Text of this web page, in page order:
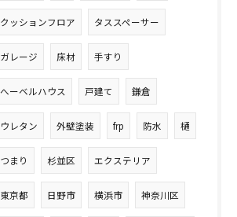
クッションフロア タススペーサー
ガレージ 床材 手すり
へーベルハウス 戸建て 鎌倉
ウレタン 外壁塗装 frp 防水 樋
つまり 杉並区 エクステリア
東京都 日野市 横浜市 神奈川区